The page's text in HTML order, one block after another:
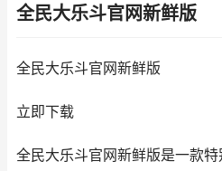
全民大乐斗官网新鲜版
全民大乐斗官网新鲜版
立即下载
全民大乐斗官网新鲜版是一款特